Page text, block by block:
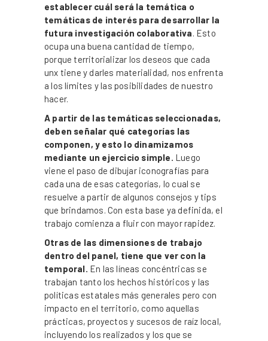
establecer cuál será la temática o
temáticas de interés para desarrollar la
futura investigación colaborativa. Esto
ocupa una buena cantidad de tiempo,
porque territorializar los deseos que cada
unx tiene y darles materialidad, nos enfrenta
a los límites y las posibilidades de nuestro
hacer.
A partir de las temáticas seleccionadas,
deben señalar qué categorías las
componen, y esto lo dinamizamos
mediante un ejercicio simple. Luego
viene el paso de dibujar iconografías para
cada una de esas categorías, lo cual se
resuelve a partir de algunos consejos y tips
que brindamos. Con esta base ya definida, el
trabajo comienza a fluir con mayor rapidez.
Otras de las dimensiones de trabajo
dentro del panel, tiene que ver con la
temporal. En las líneas concéntricas se
trabajan tanto los hechos históricos y las
políticas estatales más generales pero con
impacto en el territorio, como aquellas
prácticas, proyectos y sucesos de raíz local,
incluyendo los realizados y los que se